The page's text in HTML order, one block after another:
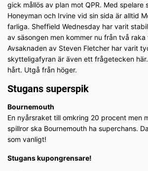
gick mållös av plan mot QPR. Med spelare
Honeyman och Irvine vid sin sida är alltid
farliga. Sheffield Wednesday har varit
av säsongen men kommer nu från två raka
Avsaknaden av Steven Fletcher har varit
skytteligafyran är även ett frågetecken
hårt. Utgå från höger.
Stugans superspik
Bournemouth
En nyårsraket till omkring 20 procent men
spillror ska Bournemouth ha superchans.
som vanligt!
Stugans kupongrensare!